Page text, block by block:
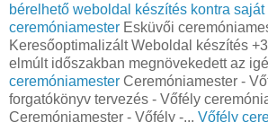
bérelhető weboldal készítés kontra
ceremóniamester Esküvői
Keresőoptimalizált Weboldal készítés
elmúlt időszakban megnövekedett az
ceremóniamester Ceremóniamester -
forgatókönyv tervezés - Vőfély
Ceremóniamester - Vőfély -... Vőfély